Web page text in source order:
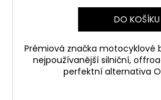
DO KOŠÍKU
Prémiová značka motocyklové
nejpoužívanější silniční,
perfektní alternativa